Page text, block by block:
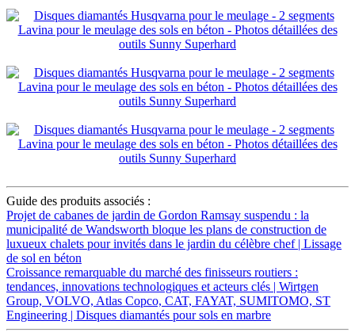
Guide des produits associés :
Projet de cabanes de jardin de Gordon Ramsay suspendu : la
municipalité de Wandsworth bloque les plans de construction de
luxueux chalets pour invités dans le jardin du célèbre chef | Lissage
de sol en béton
Croissance remarquable du marché des finisseurs routiers :
tendances, innovations technologiques et acteurs clés | Wirtgen
Group, VOLVO, Atlas Copco, CAT, FAYAT, SUMITOMO, ST
Engineering | Disques diamantés pour sols en marbre